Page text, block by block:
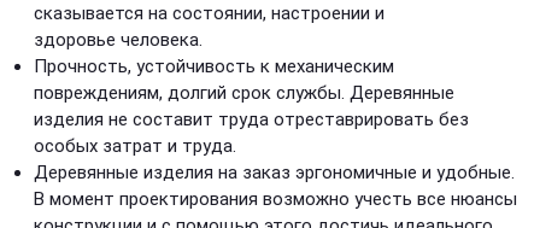
сказывается на состоянии, настроении и
здоровье человека.
Прочность, устойчивость к механическим
повреждениям, долгий срок службы. Деревянные
изделия не составит труда отреставрировать без
особых затрат и труда.
Деревянные изделия на заказ эргономичные и удобные.
В момент проектирования возможно учесть все нюансы